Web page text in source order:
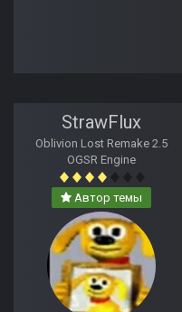
StrawFlux
Oblivion Lost Remake 2.5
OGSR Engine
Автор темы